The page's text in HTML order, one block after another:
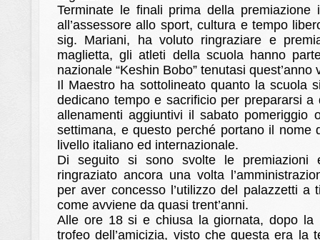
Terminate le finali prima della premiazione
all’assessore allo sport, cultura e tempo
sig. Mariani, ha voluto ringraziare e
maglietta, gli atleti della scuola hanno
nazionale “Keshin Bobo” tenutasi quest’anno
Il Maestro ha sottolineato quanto la scuola
dedicano tempo e sacrificio per prepararsi a
allenamenti aggiuntivi il sabato pomeriggio
settimana, e questo perché portano il nome
livello italiano ed internazionale.
Di seguito si sono svolte le premiazioni
ringraziato ancora una volta
per aver concesso l’utilizzo del palazzetti a
come avviene da quasi trent’anni.
Alle ore 18 si e chiusa la giornata, dopo la
trofeo dell’amicizia, visto che questa era la